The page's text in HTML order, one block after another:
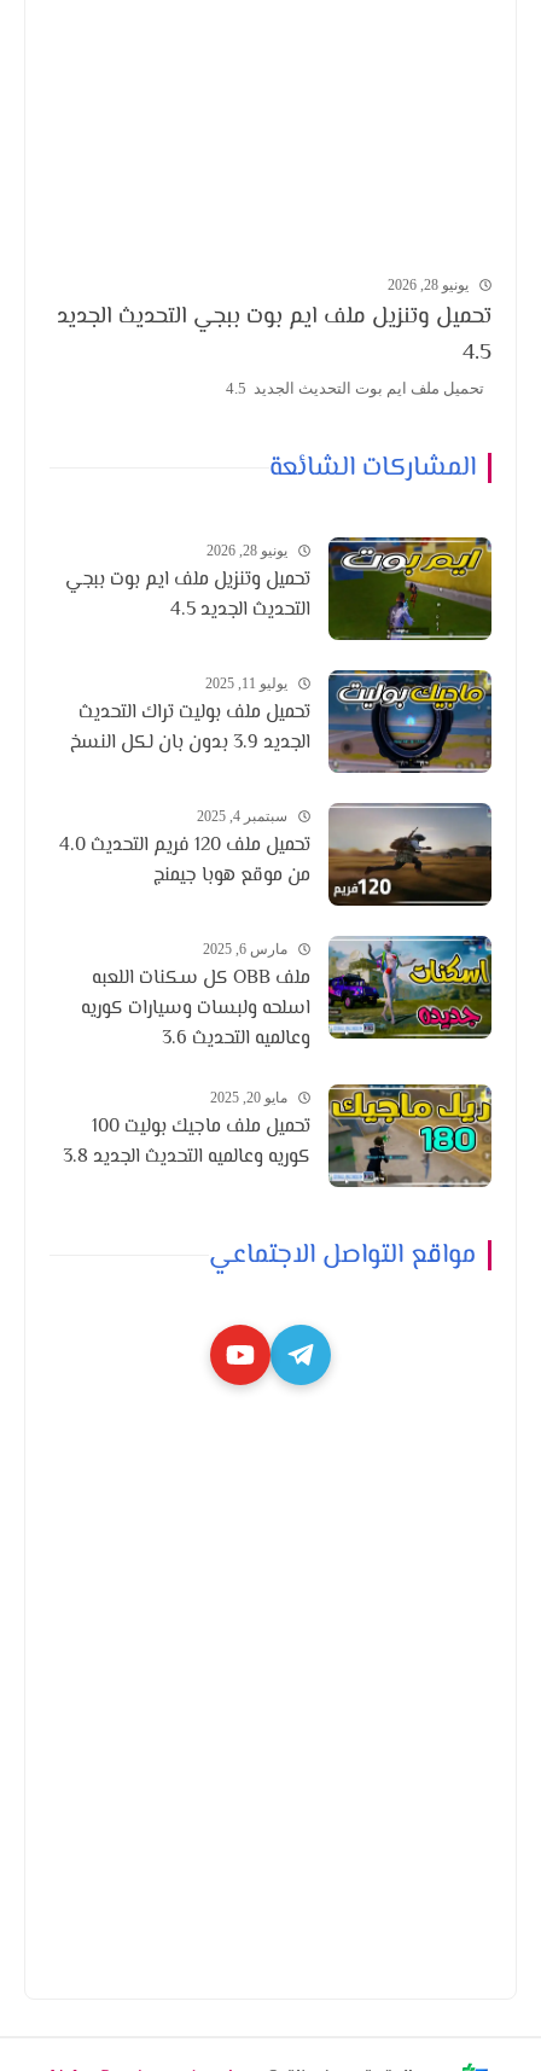
يونيو 28, 2026
تحميل وتنزيل ملف ايم بوت ببجي التحديث الجديد
4.5
تحميل ملف ايم بوت التحديث الجديد 4.5
المشاركات الشائعة
يونيو 28, 2026
تحميل وتنزيل ملف ايم بوت ببجي
التحديث الجديد 4.5
يوليو 11, 2025
تحميل ملف بوليت تراك التحديث
الجديد 3.9 بدون بان لكل النسخ
سبتمبر 4, 2025
تحميل ملف 120 فريم التحديث 4.0
من موقع هوبا جيمنج
مارس 6, 2025
ملف OBB كل سكنات اللعبه
اسلحه ولبسات وسيارات كوريه
وعالميه التحديث 3.6
مايو 20, 2025
تحميل ملف ماجيك بوليت 100
كوريه وعالميه التحديث الجديد 3.8
مواقع التواصل الاجتماعي